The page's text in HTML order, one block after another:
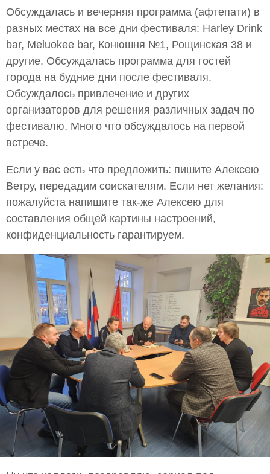
Обсуждалась и вечерняя программа (афтепати) в
разных местах на все дни фестиваля: Harley Drink
bar, Meluokee bar, Конюшня №1, Рощинская 38 и
другие. Обсуждалась программа для гостей
города на будние дни после фестиваля.
Обсуждалось привлечение и других
организаторов для решения различных задач по
фестивалю. Много что обсуждалось на первой
встрече.
Если у вас есть что предложить: пишите Алексею
Ветру, передадим соискателям. Если нет желания:
пожалуйста напишите так-же Алексею для
составления общей картины настроений,
конфиденциальность гарантируем.